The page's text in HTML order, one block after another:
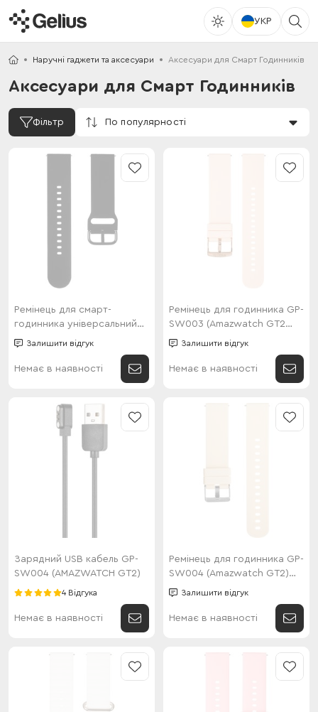
УКР
Наручні гаджети та аксесуари Аксесуари для Смарт Годинників
Аксесуари для Смарт Годинників
Фільтр По популярності
Ремінець для смарт-
годинника універсальний
Thick style (22мм) Black
Залишити відгук
Немає в наявності
Ремінець для годинника GP-
SW003 (Amazwatch GT2
Lite) Gold
Залишити відгук
Немає в наявності
Зарядний USB кабель GP-
SW004 (AMAZWATCH GT2)
4 Відгука
Немає в наявності
Ремінець для годинника GP-
SW004 (Amazwatch GT2)
Gold
Залишити відгук
Немає в наявності